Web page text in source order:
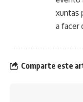
xuntas
a facer
Comparte este